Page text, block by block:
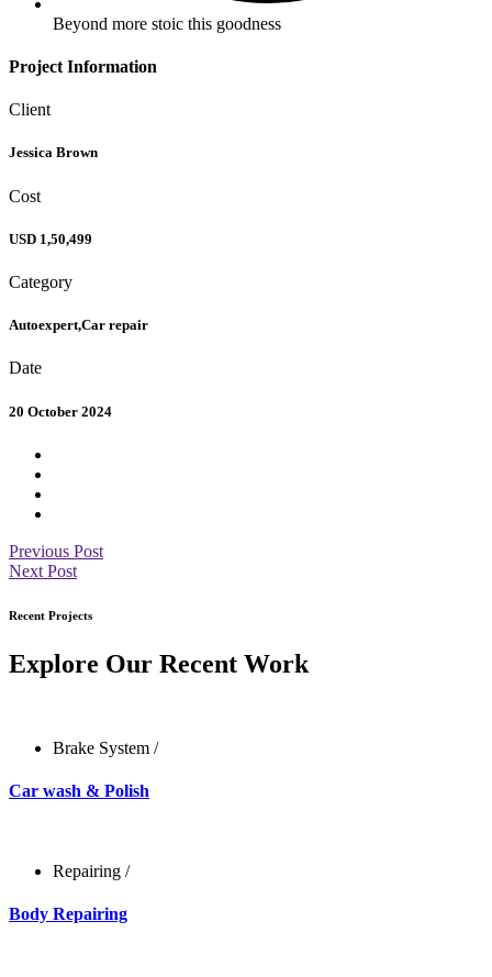
Beyond more stoic this goodness
Project Information
Client
Jessica Brown
Cost
USD 1,50,499
Category
Autoexpert,Car repair
Date
20 October 2024
Previous Post
Next Post
Recent Projects
Explore Our Recent Work
Brake System /
Car wash & Polish
Repairing /
Body Repairing